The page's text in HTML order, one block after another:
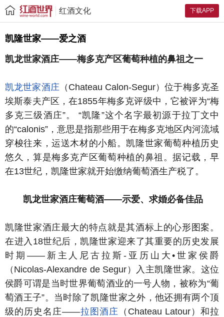
下载APP
红酒文化
凯隆世家——爱之酒
凯龙世家酒庄——梅多克产区葡萄种植的鼻祖之一
凯龙世家酒庄（Chateau Calon-Segur）位于梅多克圣
埃斯泰夫产区，在1855年梅多克评级中，它被评为“梅
多克三级酒庄”。 “凯隆”这个名字最初源于拉丁文中
的“calonis”，意思是指那些用于在梅多克地区内河流域
穿梭往来，运送木材的小船。凯隆世家葡萄种植历史
悠久，算是梅多克产区葡萄种植的鼻祖。据记载，早
在13世纪，凯隆世家就开始缴纳葡萄酒生产税了。
凯龙世家酒庄葡萄酒——示爱、求婚必备佳品
凯隆世家酒庄最大的特点就是其酒标上的心形图案。
在进入18世纪后，凯隆世家迎来了其重要的历史发展
时期——新主人尼古拉斯-亚历山大•世家侯爵
（Nicolas-Alexandre de Segur）入主凯隆世家。这位
侯爵可谓是当时世界葡萄酒业的一号人物，被称为“葡
萄酒王子”。当时除了凯隆世家之外，他还拥有两个顶
级的历史名庄——拉图酒庄 （Chateau Latour）和拉